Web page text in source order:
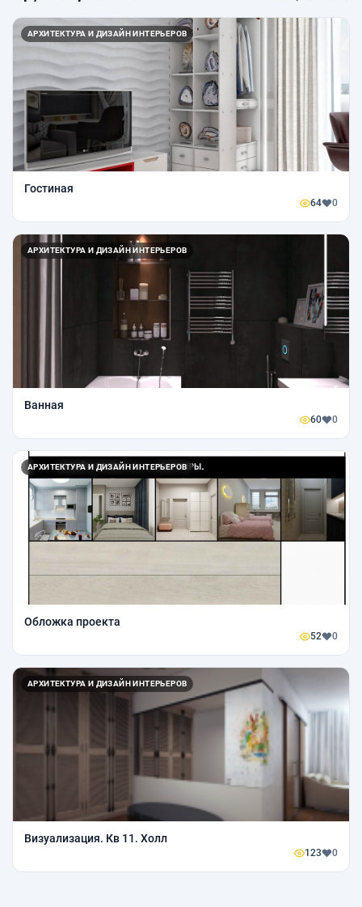
АРХИТЕКТУРА И ДИЗАЙН ИНТЕРЬЕРОВ
Гостиная
64 0
АРХИТЕКТУРА И ДИЗАЙН ИНТЕРЬЕРОВ
Ванная
60 0
АРХИТЕКТУРА И ДИЗАЙН ИНТЕРЬЕРОВ
Обложка проекта
52 0
АРХИТЕКТУРА И ДИЗАЙН ИНТЕРЬЕРОВ
Визуализация. Кв 11. Холл
123 0